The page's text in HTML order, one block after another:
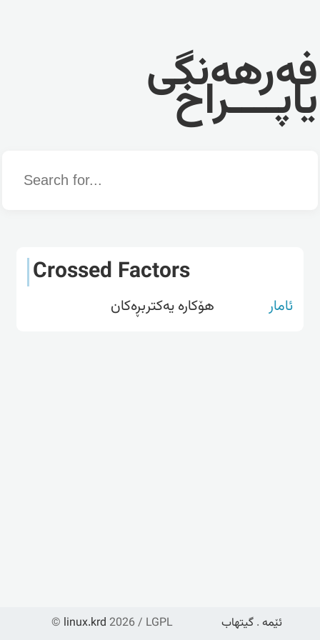
فەرهەنگی
یاپــــراخ
Word
Crossed Factors
ئامار هۆکارە یەکتربڕەکان
© linux.krd 2026 / LGPL ئێمە . گیتهاب